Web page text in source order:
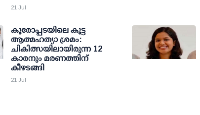
21 Jul
കൂരോപ്പടയിലെ കൂട്ട
ആത്മഹത്യാ ശ്രമം:
ചികിത്സയിലായിരുന്ന 12
കാരനും മരണത്തിന്
കീഴടങ്ങി
21 Jul